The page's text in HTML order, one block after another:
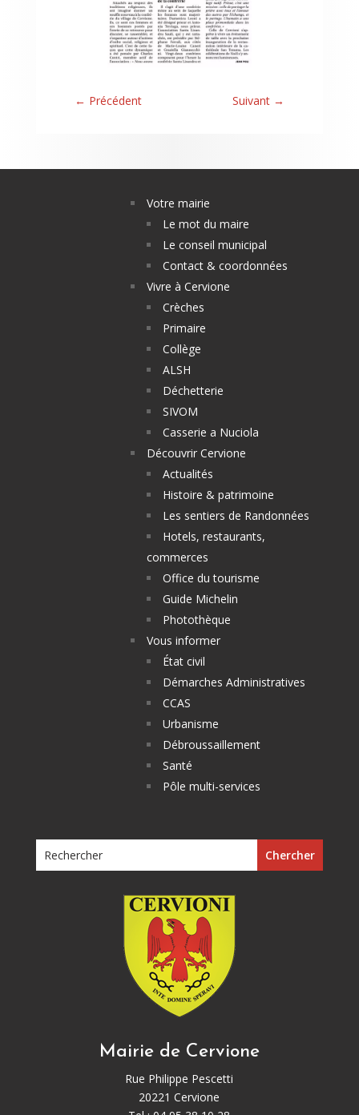
← Précédent Suivant →
Votre mairie
Le mot du maire
Le conseil municipal
Contact & coordonnées
Vivre à Cervione
Crèches
Primaire
Collège
ALSH
Déchetterie
SIVOM
Casserie a Nuciola
Découvrir Cervione
Actualités
Histoire & patrimoine
Les sentiers de Randonnées
Hotels, restaurants,
commerces
Office du tourisme
Guide Michelin
Photothèque
Vous informer
État civil
Démarches Administratives
CCAS
Urbanisme
Débroussaillement
Santé
Pôle multi-services
Mairie de Cervione
Rue Philippe Pescetti
20221 Cervione